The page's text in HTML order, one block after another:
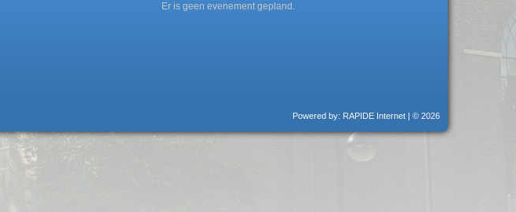
Er is geen evenement gepland.
Powered by: RAPIDE Internet | © 2026